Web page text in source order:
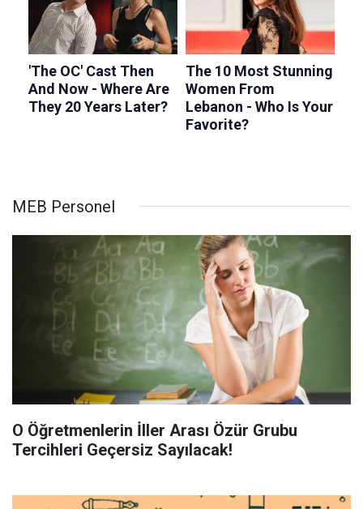
MEB Personel
O Öğretmenlerin İller Arası Özür Grubu
Tercihleri Geçersiz Sayılacak!